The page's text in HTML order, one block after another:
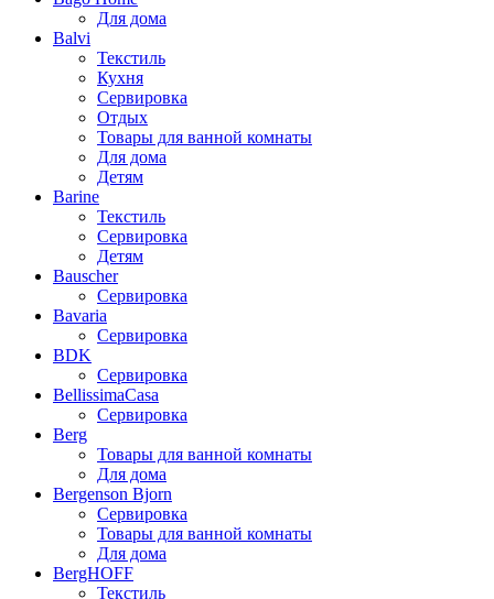
Для дома
Balvi
Текстиль
Кухня
Сервировка
Отдых
Товары для ванной комнаты
Для дома
Детям
Barine
Текстиль
Сервировка
Детям
Bauscher
Сервировка
Bavaria
Сервировка
BDK
Сервировка
BellissimaCasa
Сервировка
Berg
Товары для ванной комнаты
Для дома
Bergenson Bjorn
Сервировка
Товары для ванной комнаты
Для дома
BergHOFF
Текстиль